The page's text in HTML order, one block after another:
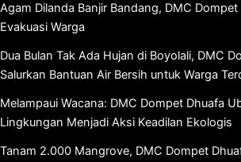
Agam Dilanda Banjir Bandang, DMC
Evakuasi Warga
Dua Bulan Tak Ada Hujan di Boyolali, DMC
Salurkan Bantuan Air Bersih untuk Warga
Melampaui Wacana: DMC Dompet Dhuafa
Lingkungan Menjadi Aksi Keadilan Ekologis
Tanam 2.000 Mangrove, DMC Dompet